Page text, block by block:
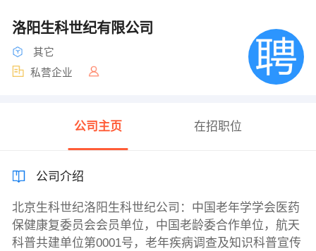
洛阳生科世纪有限公司
其它
私营企业
公司主页 在招职位
公司介绍
北京生科世纪洛阳生科世纪公司：中国老年学学会医药
保健康复委员会会员单位，中国老龄委合作单位，航天
科普共建单位第0001号，老年疾病调查及知识科普宣传